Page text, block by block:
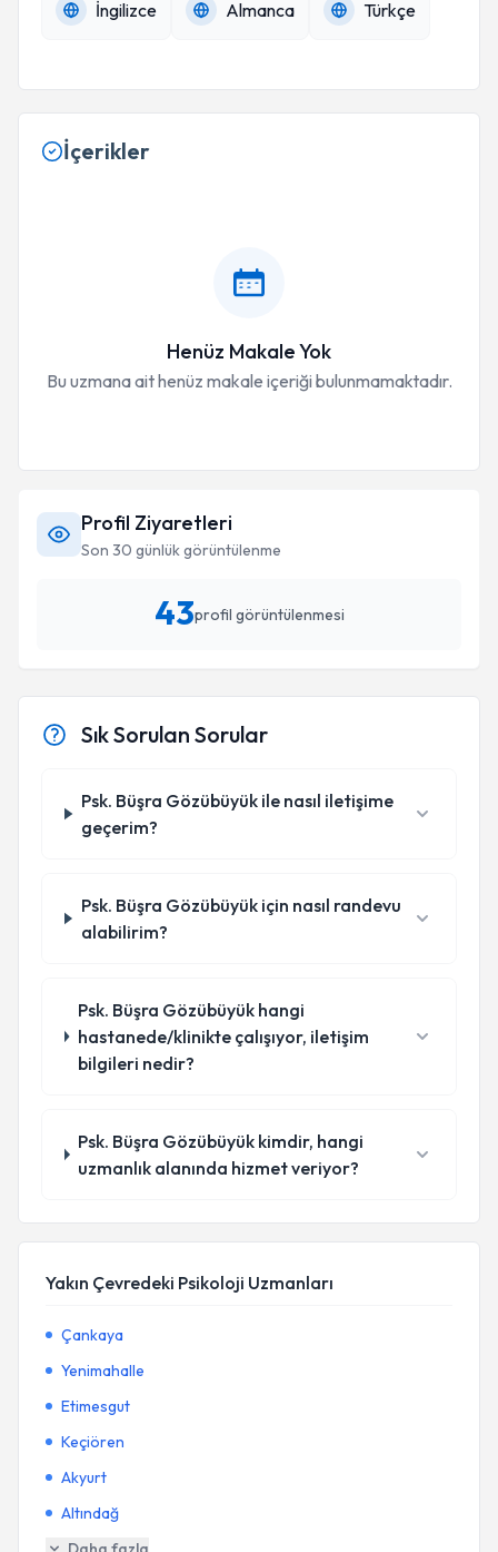
İngilizce Almanca Türkçe
İçerikler
Henüz Makale Yok
Bu uzmana ait henüz makale içeriği bulunmamaktadır.
Profil Ziyaretleri
Son 30 günlük görüntülenme
43profil görüntülenmesi
Sık Sorulan Sorular
Psk. Büşra Gözübüyük ile nasıl iletişime
geçerim?
Psk. Büşra Gözübüyük için nasıl randevu
alabilirim?
Psk. Büşra Gözübüyük hangi
hastanede/klinikte çalışıyor, iletişim
bilgileri nedir?
Psk. Büşra Gözübüyük kimdir, hangi
uzmanlık alanında hizmet veriyor?
Yakın Çevredeki Psikoloji Uzmanları
Çankaya
Yenimahalle
Etimesgut
Keçiören
Akyurt
Altındağ